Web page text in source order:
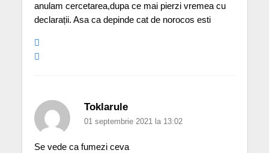
anulam cercetarea,dupa ce mai pierzi vremea cu
declarații. Asa ca depinde cat de norocos esti
Toklarule
01 septembrie 2021 la 13:02
Se vede ca fumezi ceva